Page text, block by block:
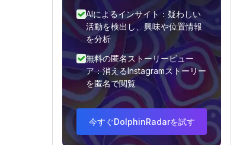
AIによるインサイト：疑わしい
活動を検出し、興味や位置情報
を分析
無料の匿名ストーリービュー
ア：消えるInstagramストーリー
を匿名で閲覧
今すぐDolphinRadarを試す